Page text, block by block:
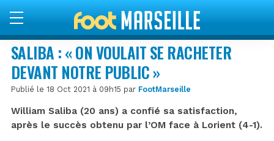
SALIBA : « ON VOULAIT SE RACHETER
DEVANT NOTRE PUBLIC »
Publié le 18 Oct 2021 à 09h15 par FootMarseille
William Saliba (20 ans) a confié sa satisfaction,
après le succès obtenu par l’OM face à Lorient (4-1).